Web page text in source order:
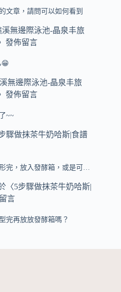
文章，請問可以如何看到
溪無邊際泳池-晶泉丰旅
發佈留言
😁
無邊際泳池-晶泉丰旅
發佈留言
~~
驟做抹茶牛奶哈斯|食譜
完，放入發酵箱，或是可…
〈5步驟做抹茶牛奶哈斯|
言
完再放放發酵箱嗎？